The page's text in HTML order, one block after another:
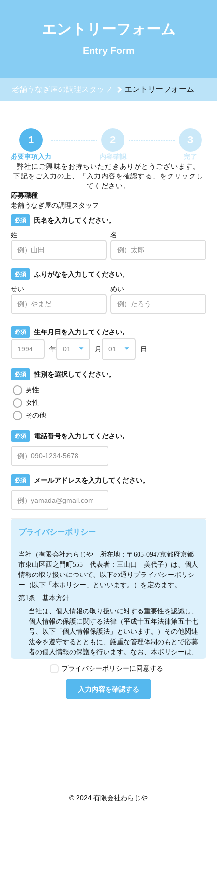
エントリーフォーム
Entry Form
老舗うなぎ屋の調理スタッフ エントリーフォーム
1
必要事項入力
2
内容確認
3
完了
弊社にご興味をお持ちいただきありがとうございます。
下記をご入力の上、「入力内容を確認する」をクリックし
てください。
応募職種
老舗うなぎ屋の調理スタッフ
必須
氏名を入力してください。
姓
名
必須
ふりがなを入力してください。
せい
めい
必須 生年月日を入力してください。
年 月 日
必須
性別を選択してください。
男性
女性
その他
必須 電話番号を入力してください。
必須 メールアドレスを入力してください。
プライバシーポリシー
当社（有限会社わらじや　所在地：〒605-0947京都府京都
市東山区西之門町555　代表者：三山口　美代子）は、個人
情報の取り扱いについて、以下の通りプライバシーポリシ
ー（以下「本ポリシー」といいます。）を定めます。
第1条　基本方針
当社は、個人情報の取り扱いに対する重要性を認識し、
個人情報の保護に関する法律（平成十五年法律第五十七
号、以下「個人情報保護法」といいます。）その他関連
法令を遵守するとともに、厳重な管理体制のもとで応募
者の個人情報の保護を行います。なお、本ポリシーは、
のとします。
第2条　個人情報の定義
本ポリシーにおいて「個人情報」とは、個人情報保護法
利用の停止、消去及び第三者への提供の停止を行うこと
プライバシーポリシーに同意する
入力内容を確認する
© 2024 有限会社わらじや